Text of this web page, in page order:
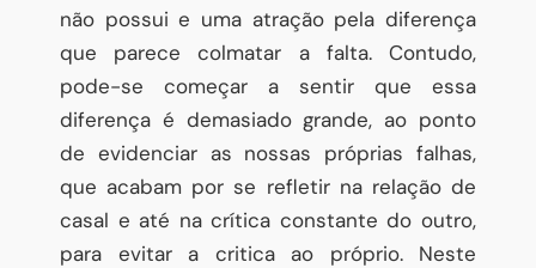
não possui e uma atração pela diferença
que parece colmatar a falta. Contudo,
pode-se começar a sentir que essa
diferença é demasiado grande, ao ponto
de evidenciar as nossas próprias falhas,
que acabam por se refletir na relação de
casal e até na crítica constante do outro,
para evitar a critica ao próprio. Neste